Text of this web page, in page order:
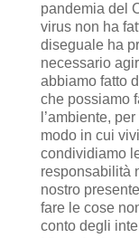
pandemia del
virus non ha
diseguale ha
necessario
abbiamo fatto
che possiamo
l’ambiente,
modo in cui
condividiamo
responsabilità
nostro
fare le cose
conto degli